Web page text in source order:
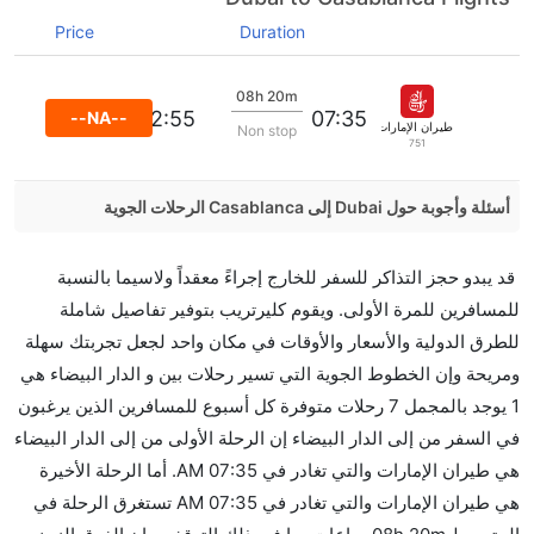
Duration
Price
طيران الإمارات
751
07:35
08h 20m
Non stop
12:55
--NA--
أسئلة وأجوبة حول Dubai إلى Casablanca الرحلات الجوية
إلىالدار البيضاء مما تستغرقه الخطوط الجوية الأخرى؟
نعم. توفر كل من أسرع رحلات الطيران على هذا الطريق،
هل توفر شركات الطيران مساحة إضافية للنوم؟
كثير من خطوط طيران درجة رجال الأعمال توفر مساحة
إضافية للنوم.
هل يمكنني حمل طعامي الخاص؟
نعم، يمكنك حمل طعامك الخاص، و لكن يجب أن يكون معبئا
قد يبدو حجز التذاكر للسفر للخارج إجراءً معقداً ولاسيما بالنسبة
للمسافرين للمرة الأولى. ويقوم كليرتريب بتوفير تفاصيل شاملة
للطرق الدولية والأسعار والأوقات في مكان واحد لجعل تجربتك سهلة
ومريحة وإن الخطوط الجوية التي تسير رحلات بين و الدار البيضاء هي
1 يوجد بالمجمل 7 رحلات متوفرة كل أسبوع للمسافرين الذين يرغبون
في السفر من إلى الدار البيضاء إن الرحلة الأولى من إلى الدار البيضاء
هي طيران الإمارات والتي تغادر في 07:35 AM. أما الرحلة الأخيرة
هي طيران الإمارات والتي تغادر في 07:35 AM تستغرق الرحلة في